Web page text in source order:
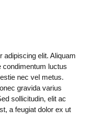
adipiscing elit. Aliquam
condimentum luctus
nec vel metus.
gravida varius
sollicitudin, elit ac
a feugiat dolor ex ut